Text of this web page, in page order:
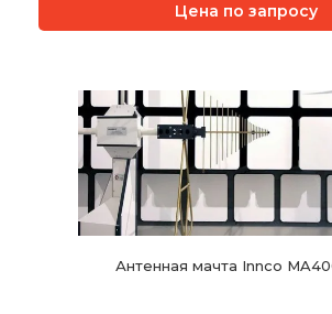
Цена по запросу
Антенная мачта Innco